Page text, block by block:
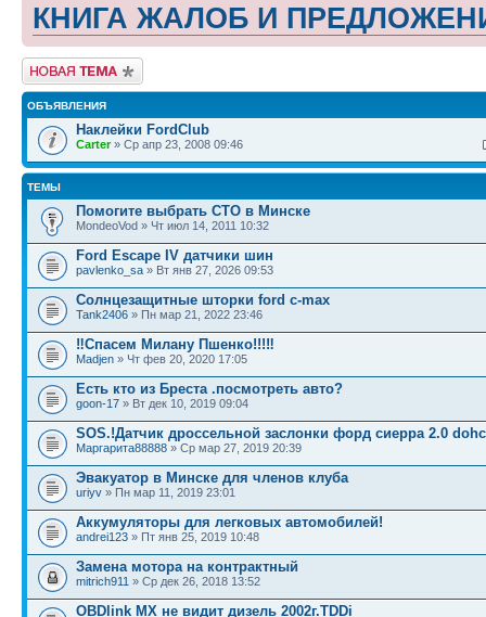
КНИГА ЖАЛОБ И
Новая тема
ОБЪЯВЛЕНИЯ
Наклейки FordClub
Carter» Ср апр 23, 2008 09:46
ТЕМЫ
Помогите выбрать СТО в Минске
MondeoVod » Чт июл 14, 2011 10:32
Ford Escape IV датчики шин
pavlenko_sa » Вт янв 27, 2026 09:53
Солнцезащитные шторки ford c-max
Tank2406 » Пн мар 21, 2022 23:46
‼Спасем Милану Пшенко!!!‼
Madjen » Чт фев 20, 2020 17:05
Есть кто из Бреста .посмотреть авто?
goon-17 » Вт дек 10, 2019 09:04
SOS.!Датчик дроссельной заслонки форд сиерра 2.0
Маргарита88888 » Ср мар 27, 2019 20:39
Эвакуатор в Минске для членов клуба
uriyv » Пн мар 11, 2019 23:01
Аккумуляторы для легковых автомобилей!
andrei123 » Пт янв 25, 2019 10:48
Замена мотора на контрактный
mitrich911 » Ср дек 26, 2018 13:52
OBDlink MX не видит дизель 2002г.TDDi